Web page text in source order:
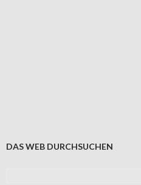
DAS WEB DURCHSUCHEN